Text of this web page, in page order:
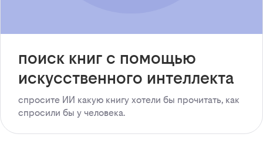
поиск книг с помощью
искусственного интеллекта
спросите ИИ какую книгу хотели бы прочитать, как
спросили бы у человека.